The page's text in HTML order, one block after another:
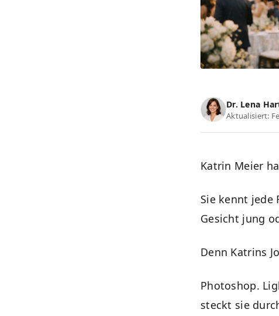
Dr. Lena
Aktualisiert:
Katrin Meier
Sie kennt jede
Gesicht jung
Denn Katrins
Photoshop.
steckt sie